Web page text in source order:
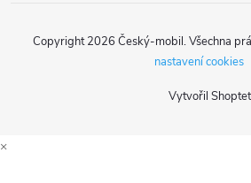
Vytvořil Shoptet
Copyright 2026 Český-mobil. Všechna
nastavení cookies
×